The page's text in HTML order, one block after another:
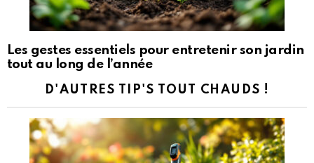
Les gestes essentiels pour entretenir son jardin
tout au long de l’année
D'AUTRES TIP'S TOUT CHAUDS !